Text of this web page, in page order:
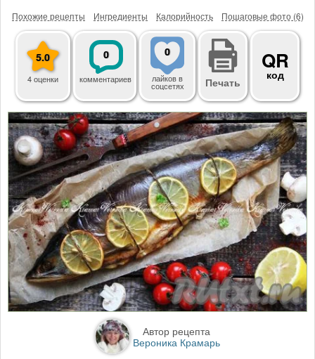
Похожие рецепты Ингредиенты Калорийность Пошаговые фото (6)
5.0
4 оценки
0
комментариев
0
лайковв
соцсетях Печать
QR
код
Автор рецепта
Вероника Крамарь